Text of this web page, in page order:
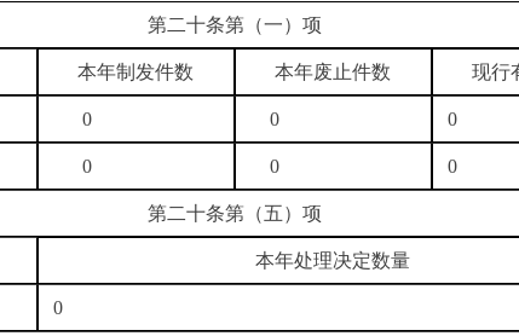
第二十条第（一）项
本年制发件数 本年废止件数 现行
0 0 0
0 0 0
第二十条第（五）项
本年处理决定数量
0